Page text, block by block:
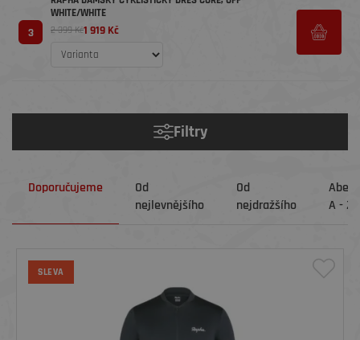
3
WHITE/WHITE
2 399 Kč1 919 Kč
Filtry
Doporučujeme
Od
nejlevnějšího
Od
nejdražšího
A - Z
SLEVA